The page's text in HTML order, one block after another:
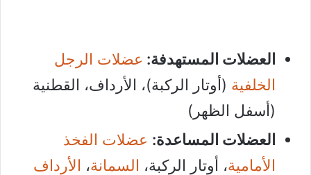
العضلات المستهدفة: عضلات الرجل
الخلفية (أوتار الركبة)، الأرداف، القطنية
(أسفل الظهر)
العضلات المساعدة: عضلات الفخذ
الأمامية، أوتار الركبة، السمانة، الأرداف